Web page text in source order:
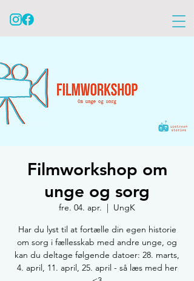
Filmworkshop om
unge og sorg
fre. 04. apr.
  |
UngK
Har du lyst til at fortælle din egen historie
om sorg i fællesskab med andre unge, og
kan du deltage følgende datoer: 28. marts,
4. april, 11. april, 25. april - så læs med her